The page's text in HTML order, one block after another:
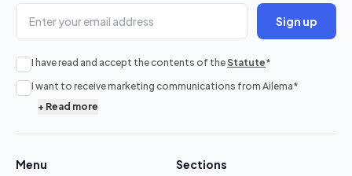
No
products
Sign up
I have read and accept the contents of the Statute*
I want to receive marketing communications from Ailema*
+ Read more
Menu Sections